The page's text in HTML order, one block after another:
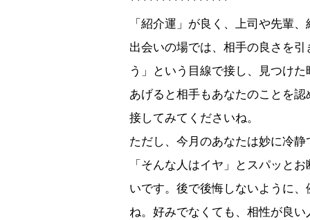
「紹介運」が良く、上司や先輩、
出会いの場では、相手の良さを
う」という目線で接し、
見つけ
あげると相手もあなたのことを認
接してみてくださいね。
ただし、今月のあなたは妙に冷
「そんな人はイヤ」
とスパッと
いです。後で後悔しないように、
ね。 好みでなくても、相性が良